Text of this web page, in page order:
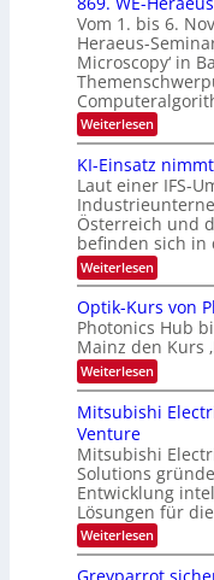
2
6
t
d
e
n
k
t
o
s
e
n
s
m
e
l
d
e
t
s
t
a
r
k
e
W
a
c
h
s
u
i
m
e
r
s
t
e
n
Vom 1. bis 6.
Heraeus-
Microscopy‘ in
Weiterlesen:
8
9
.
W
E
-
H
e
r
a
e
u
s
-
S
e
n
a
r
KI-Einsatz
Laut einer IFS-
Österreich und
befinden sich in
Weiterlesen:
K
-
E
i
n
s
t
n
m
m
t
i
n
d
Optik-Kurs von
Photonics Hub
Mainz den Kurs
Weiterlesen:
O
p
t
k
-
K
u
r
s
v
o
Mitsubishi
Venture
Mitsubishi
Solutions
Entwicklung
Lösungen für
Weiterlesen:
M